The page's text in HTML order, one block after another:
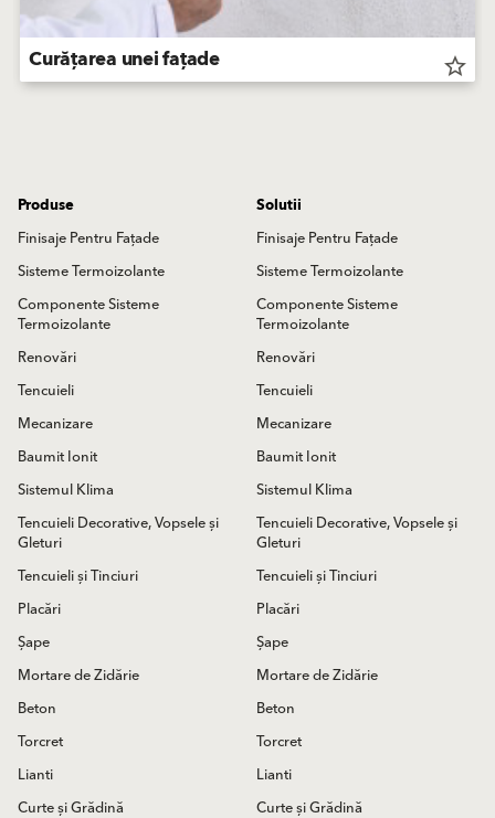
Curățarea unei fațade star_border
Produse
Finisaje Pentru Fațade
Sisteme Termoizolante
Componente Sisteme
Termoizolante
Renovări
Tencuieli
Mecanizare
Baumit Ionit
Sistemul Klima
Tencuieli Decorative, Vopsele și
Gleturi
Tencuieli și Tinciuri
Placări
Șape
Mortare de Zidărie
Beton
Torcret
Lianti
Curte și Grădină
Solutii
Finisaje Pentru Fațade
Sisteme Termoizolante
Componente Sisteme
Termoizolante
Renovări
Tencuieli
Mecanizare
Baumit Ionit
Sistemul Klima
Tencuieli Decorative, Vopsele și
Gleturi
Tencuieli și Tinciuri
Placări
Șape
Mortare de Zidărie
Beton
Torcret
Lianti
Curte și Grădină